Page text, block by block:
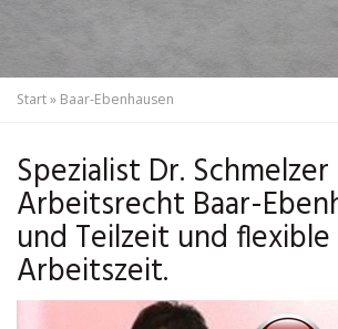
Start» Baar-Ebenhausen
Spezialist Dr.
Arbeitsrecht Baar-
und Teilzeit und flexible
Arbeitszeit.